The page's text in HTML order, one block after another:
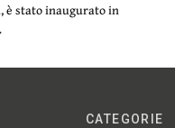
è stato inaugurato in
CATEGORIE